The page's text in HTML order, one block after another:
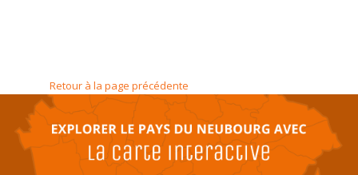
Retour à la page précédente